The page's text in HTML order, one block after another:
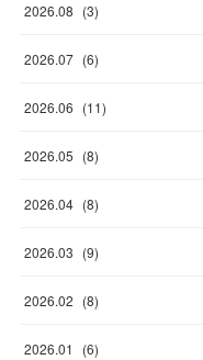
2026.08 (3)
2026.07 (6)
2026.06 (11)
2026.05 (8)
2026.04 (8)
2026.03 (9)
2026.02 (8)
2026.01 (6)